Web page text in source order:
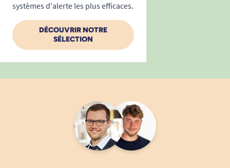
systèmes d'alerte les plus efficaces.
DÉCOUVRIR NOTRE
SÉLECTION